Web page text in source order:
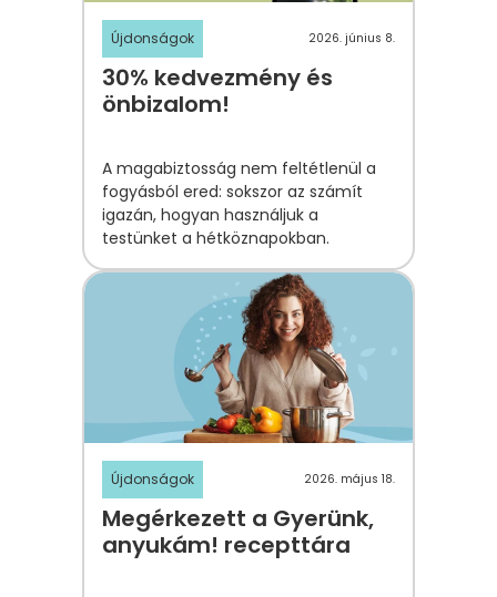
Újdonságok 2026. június 8.
30% kedvezmény és
önbizalom!
A magabiztosság nem feltétlenül a
fogyásból ered: sokszor az számít
igazán, hogyan használjuk a
testünket a hétköznapokban.
Újdonságok 2026. május 18.
Megérkezett a Gyerünk,
anyukám! recepttára